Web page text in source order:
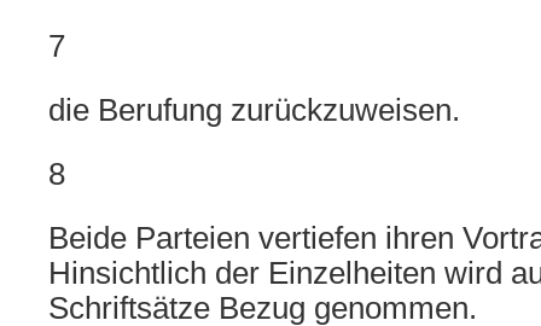
7
die Berufung zurückzuweisen.
8
Beide Parteien vertiefen ihren
Hinsichtlich der Einzelheiten wird
Schriftsätze Bezug genommen.